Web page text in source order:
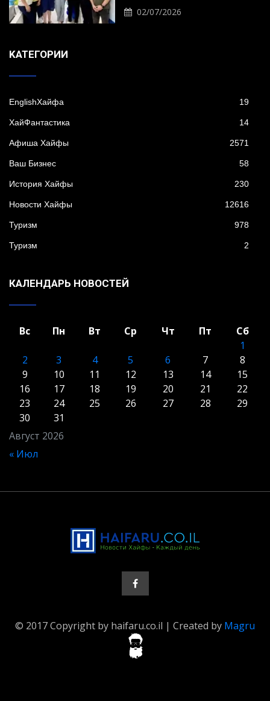
02/07/2026
KАТЕГОРИИ
EnglishХайфа 19
XайФантастика 14
Афиша Хайфы 2571
Ваш Бизнес 58
История Хайфы 230
Новости Хайфы 12616
Туризм 978
Туризм 2
КАЛЕНДАРЬ НОВОСТЕЙ
Август 2026
Вс Пн Вт Ср Чт Пт
Сб
1
2
3 4 5 6 7
8
9
10 11 12 13 14
15
16
17 18 19 20 21
22
23
24 25 26 27 28
29
30
31
« Июл
© 2017 Copyright by haifaru.co.il | Created by Magru